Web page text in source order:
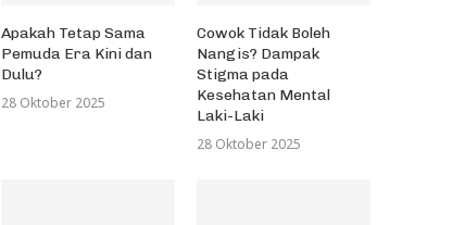
Apakah Tetap Sama
Pemuda Era Kini dan
Dulu?
28 Oktober 2025
Cowok Tidak Boleh
Nangis? Dampak
Stigma pada
Kesehatan Mental
Laki-Laki
28 Oktober 2025